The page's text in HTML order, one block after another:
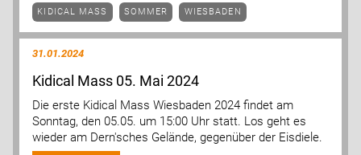
KIDICAL MASS SOMMER WIESBADEN
31.01.2024
Kidical Mass 05. Mai 2024
Die erste Kidical Mass Wiesbaden 2024 findet am
Sonntag, den 05.05. um 15:00 Uhr statt. Los geht es
wieder am Dern'sches Gelände, gegenüber der Eisdiele.